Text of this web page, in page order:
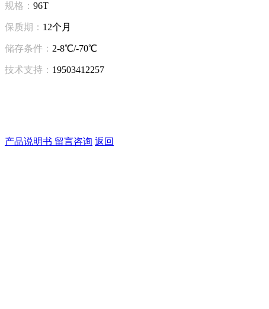
规格： 96T
保质期： 12个月
储存条件： 2-8℃/-70℃
技术支持： 19503412257
产品说明书 留言咨询 返回